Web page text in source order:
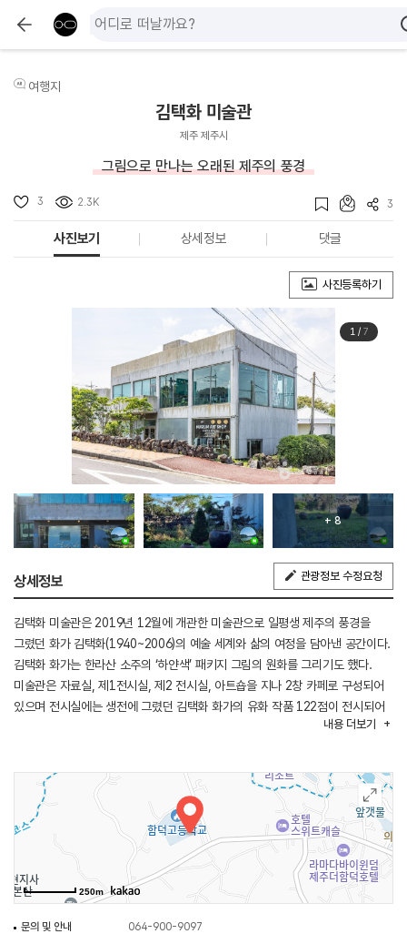
여행지
김택화 미술관
제주 제주시
그림으로 만나는 오래된 제주의 풍경
3 2.3K 3
사진보기 상세정보 댓글
사진등록하기
1/ 7
+ 8
상세정보 관광정보 수정요청
김택화 미술관은 2019년 12월에 개관한 미술관으로 일평생 제주의 풍경을
그렸던 화가 김택화(1940~2006)의 예술 세계와 삶의 여정을 담아낸 공간이다.
김택화 화가는 한라산 소주의 ‘하얀색’ 패키지 그림의 원화를 그리기도 했다.
미술관은 자료실, 제1전시실, 제2 전시실, 아트숍을 지나 2창 카페로 구성되어
있으며 전시실에는 생전에 그렸던 김택화 화가의 유화 작품 122점이 전시되어
있다. 이곳에서 옛 제주의 풍경을 그림으로 만날 수 있다. 2층은 화실로 꾸며진
내용 더보기
250m
문의 및 안내
064-900-9097